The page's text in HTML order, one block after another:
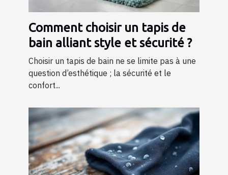
Comment choisir un tapis de
bain alliant style et sécurité ?
Choisir un tapis de bain ne se limite pas à une
question d’esthétique ; la sécurité et le
confort...